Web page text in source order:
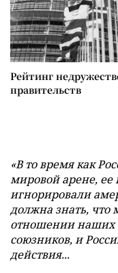
Рейтинг
правительств
«В то время как
мировой арене, ее
игнорировали
должна знать, что
отношении наших
союзников, и
действия...